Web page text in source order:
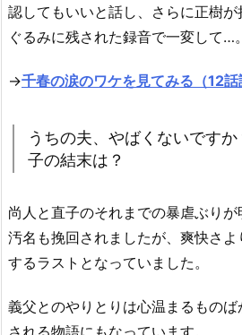
認してもいいと話し、さらに正樹
ぐるみに残された録音で一変して…。
→千春の涙のワケを見てみる（12話
うちの夫、やばくないです
子の結末は？
尚人と直子のそれまでの暴虐ぶり
汚名も挽回されましたが、爽快さ
するラストとなっていました。
義父とのやりとりは心温まるもの
される物語にもなっています。